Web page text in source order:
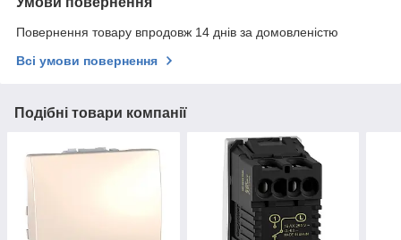
Повернення товару впродовж 14 днів за домовленістю
Всі умови повернення
Подібні товари компанії